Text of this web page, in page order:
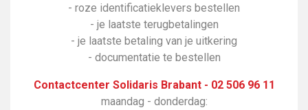
- roze identificatieklevers bestellen
- je laatste terugbetalingen
- je laatste betaling van je uitkering
- documentatie te bestellen
Contactcenter Solidaris Brabant - 02 506 96 11
maandag - donderdag: